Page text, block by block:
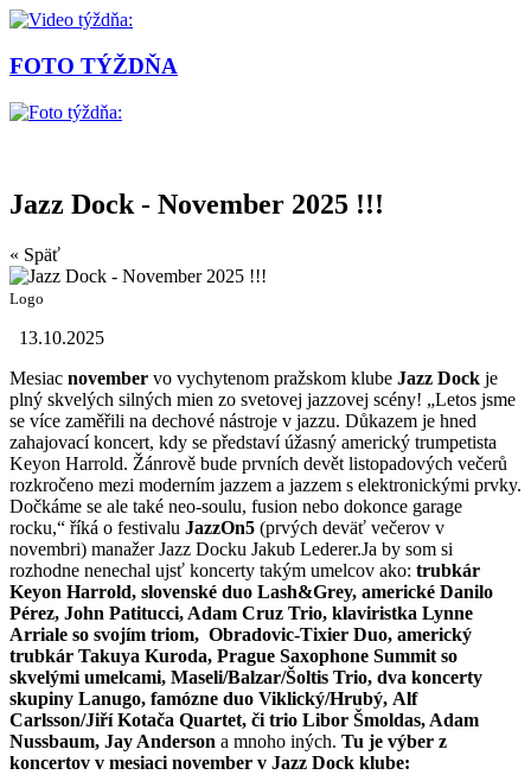
FOTO TÝŽDŇA
Jazz Dock - November 2025 !!!
« Späť
Logo
13.10.2025
Mesiac november vo vychytenom pražskom klube Jazz Dock je
plný skvelých silných mien zo svetovej jazzovej scény! „Letos jsme
se více zaměřili na dechové nástroje v jazzu. Důkazem je hned
zahajovací koncert, kdy se představí úžasný americký trumpetista
Keyon Harrold. Žánrově bude prvních devět listopadových večerů
rozkročeno mezi moderním jazzem a jazzem s elektronickými prvky.
Dočkáme se ale také neo-soulu, fusion nebo dokonce garage
rocku,“ říká o festivalu JazzOn5 (prvých deväť večerov v
novembri) manažer Jazz Docku Jakub Lederer.Ja by som si
rozhodne nenechal ujsť koncerty takým umelcov ako: trubkár
Keyon Harrold, slovenské duo Lash&Grey, americké Danilo
Pérez, John Patitucci, Adam Cruz Trio, klaviristka Lynne
Arriale so svojím triom, Obradovic-Tixier Duo, americký
trubkár Takuya Kuroda, Prague Saxophone Summit so
skvelými umelcami, Maseli/Balzar/Šoltis Trio, dva koncerty
skupiny Lanugo, famózne duo Viklický/Hrubý, Alf
Carlsson/Jiří Kotača Quartet, či trio Libor Šmoldas, Adam
Nussbaum, Jay Anderson a mnoho iných. Tu je výber z
koncertov v mesiaci november v Jazz Dock klube: